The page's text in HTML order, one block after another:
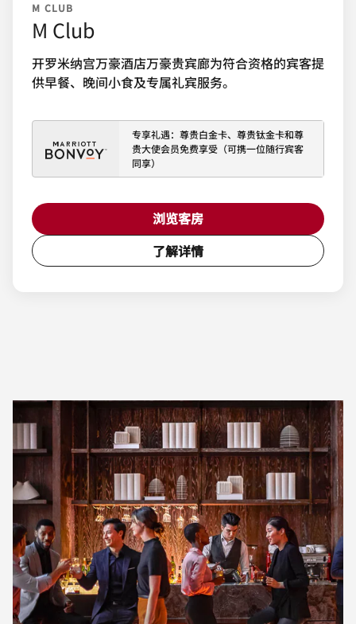
M CLUB
M Club
开罗米纳宫万豪酒店万豪贵宾廊为符合资格的宾客提
供早餐、晚间小食及专属礼宾服务。
专享礼遇：尊贵白金卡、尊贵钛金卡和尊
贵大使会员免费享受（可携一位随行宾客
同享）
浏览客房
了解详情